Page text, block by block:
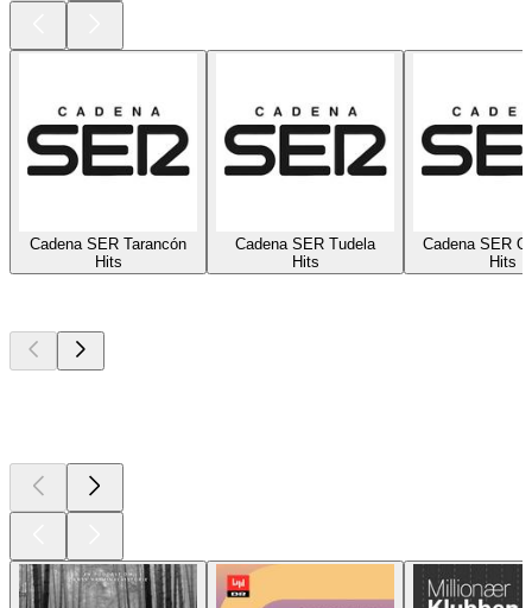
Cadena SER Tarancón
Hits
Cadena SER Tudela
Hits
Cadena SER
Hits